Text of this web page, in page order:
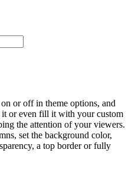
or off in theme options, and
or even fill it with your custom
the attention of your viewers.
set the background color,
a top border or fully